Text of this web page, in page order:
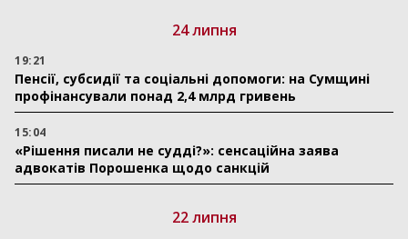
24 липня
19:21
Пенсії, субсидії та соціальні допомоги: на Сумщині
профінансували понад 2,4 млрд гривень
15:04
«Рішення писали не судді?»: сенсаційна заява
адвокатів Порошенка щодо санкцій
22 липня